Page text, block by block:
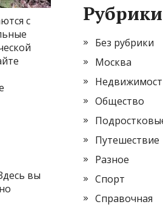
с
вы
Рубрики
Без рубрики
Москва
Общество
Путешествие
Разное
Спорт
Справочная